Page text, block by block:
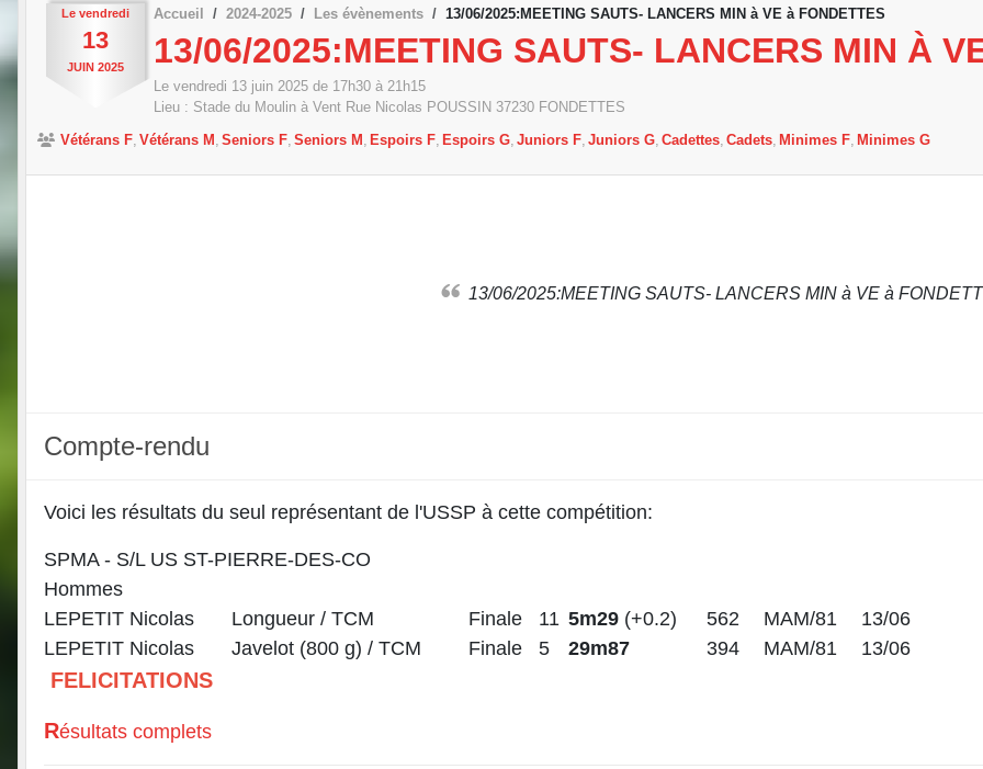
Le vendredi
13
JUIN 2025
Accueil 2024-2025 Les évènements 13/06/2025:MEETING SAUTS- LANCERS MIN à VE à FONDETTES
13/06/2025:MEETING SAUTS- LANCERS MIN À
Le vendredi 13 juin 2025 de 17h30 à 21h15
Lieu : Stade du Moulin à Vent Rue Nicolas POUSSIN 37230 FONDETTES
Vétérans F Vétérans M Seniors F Seniors M Espoirs F Espoirs G Juniors F Juniors G Cadettes Cadets Minimes F Minimes G
13/06/2025:MEETING SAUTS- LANCERS MIN à VE à
Compte-rendu
Voici les résultats du seul représentant de l'USSP à cette compétition:
SPMA - S/L US ST-PIERRE-DES-CO
Hommes
LEPETIT Nicolas
Longueur / TCM Finale 11 5m29 (+0.2) 562 MAM/81
13/06
LEPETIT Nicolas
Javelot (800 g) / TCM Finale 5 29m87 394 MAM/81 13/06
FELICITATIONS
Résultats complets